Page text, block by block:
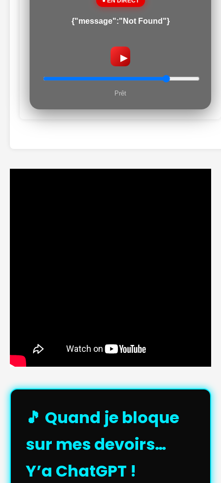
{"message":"Not Found"}
▶
Prêt
🎵 Quand je bloque
sur mes devoirs…
Y’a ChatGPT !